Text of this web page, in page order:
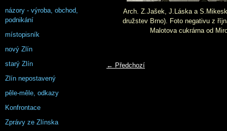
Arch. Z.Jašek, J.Láska a
družstev Brno). Foto negativu z
Malotova cukrárna od
← Předchozí
názory - výroba, obchod,
podnikání
místopisník
nový Zlín
starý Zlín
Zlín nepostavený
pêle-mêle, odkazy
Konfrontace
Zprávy ze Zlínska